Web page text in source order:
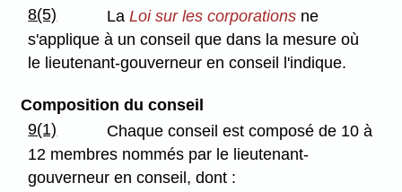
8(5)
LaLoi sur les corporations ne
s'applique à un conseil que dans la mesure où
le lieutenant-gouverneur en conseil l'indique.
Composition du conseil
9(1)
Chaque conseil est composé de 10 à
12 membres nommés par le lieutenant-
gouverneur en conseil, dont :